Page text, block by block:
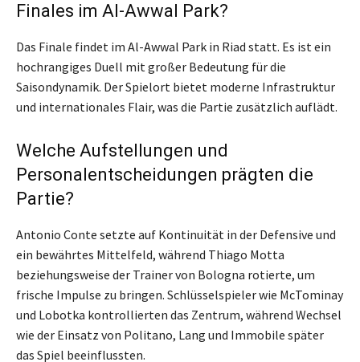
Finales im Al-Awwal Park?
Das Finale findet im Al-Awwal Park in Riad statt. Es ist ein
hochrangiges Duell mit großer Bedeutung für die
Saisondynamik. Der Spielort bietet moderne Infrastruktur
und internationales Flair, was die Partie zusätzlich auflädt.
Welche Aufstellungen und
Personalentscheidungen prägten die
Partie?
Antonio Conte setzte auf Kontinuität in der Defensive und
ein bewährtes Mittelfeld, während Thiago Motta
beziehungsweise der Trainer von Bologna rotierte, um
frische Impulse zu bringen. Schlüsselspieler wie McTominay
und Lobotka kontrollierten das Zentrum, während Wechsel
wie der Einsatz von Politano, Lang und Immobile später
das Spiel beeinflussten.